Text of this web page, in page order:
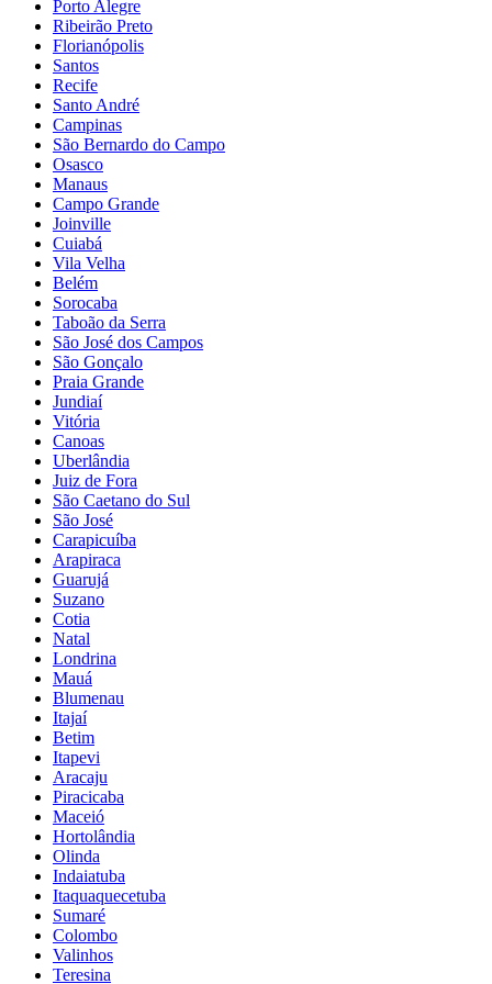
Porto Alegre
Ribeirão Preto
Florianópolis
Santos
Recife
Santo André
Campinas
São Bernardo do Campo
Osasco
Manaus
Campo Grande
Joinville
Cuiabá
Vila Velha
Belém
Sorocaba
Taboão da Serra
São José dos Campos
São Gonçalo
Praia Grande
Jundiaí
Vitória
Canoas
Uberlândia
Juiz de Fora
São Caetano do Sul
São José
Carapicuíba
Arapiraca
Guarujá
Suzano
Cotia
Natal
Londrina
Mauá
Blumenau
Itajaí
Betim
Itapevi
Aracaju
Piracicaba
Maceió
Hortolândia
Olinda
Indaiatuba
Itaquaquecetuba
Sumaré
Colombo
Valinhos
Teresina